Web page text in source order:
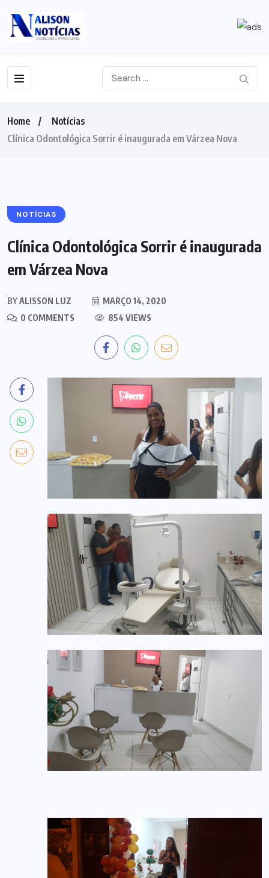
Home
Notícias
Clínica Odontológica Sorrir é inaugurada em Várzea Nova
NOTÍCIAS
Clínica Odontológica Sorrir é inaugurada
em Várzea Nova
BYALISSON LUZ
MARÇO 14, 2020
0 COMMENTS
854 VIEWS